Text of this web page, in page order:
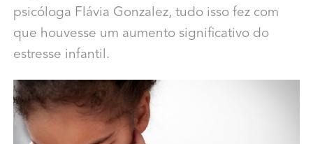
psicóloga Flávia Gonzalez, tudo isso fez com
que houvesse um aumento significativo do
estresse infantil.